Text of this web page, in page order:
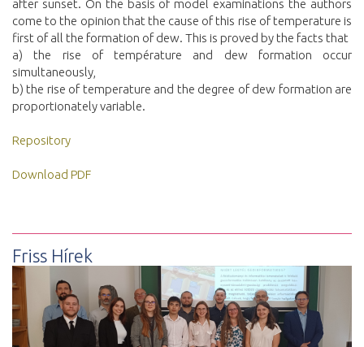
after sunset. On the basis of model examinations the authors
come to the opinion that the cause of this rise of temperature is
first of all the formation of dew. This is proved by the facts that
a) the rise of température and dew formation occur
simultaneously,
b) the rise of temperature and the degree of dew formation are
proportionately variable.
Repository
Download PDF
Friss Hírek